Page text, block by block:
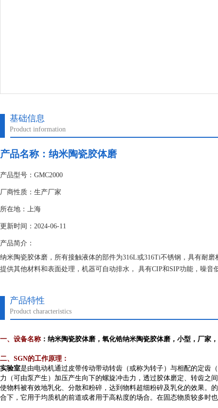
基础信息
Product information
产品名称：纳米陶瓷胶体磨
产品型号：GMC2000
厂商性质：生产厂家
所在地：上海
更新时间：2024-06-11
产品简介：
纳米陶瓷胶体磨，所有接触液体的部件为316L或316Ti不锈钢，具有耐
提供其他材料和表面处理，机器可自动排水， 具有CIP和SIP功能，噪
产品特性
Product characteristics
一、 设备名称 ： 纳米陶瓷胶体磨 ， 氧化锆纳米陶瓷胶体磨 ， 小型 ， 厂家，
二、SGN的工作原理 ：
实验室是由电动机通过皮带传动带动转齿（或称为转子）与相配的定齿
力（可由泵产生）加压产生向下的螺旋冲击力，透过胶体磨定、转齿
使物料被有效地乳化、分散和粉碎，达到物料超细粉碎及乳化的效果。
合下，它用于均质机的前道或者用于高粘度的场合。在固态物质较多时